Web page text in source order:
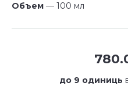
Объем
— 100 мл
до 9 одиниць